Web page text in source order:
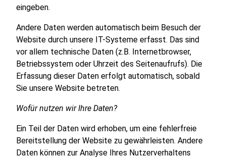
eingeben.
Andere Daten werden automatisch beim Besuch der
Website durch unsere IT-Systeme erfasst. Das sind
vor allem technische Daten (z.B. Internetbrowser,
Betriebssystem oder Uhrzeit des Seitenaufrufs). Die
Erfassung dieser Daten erfolgt automatisch, sobald
Sie unsere Website betreten.
Wofür nutzen wir Ihre Daten?
Ein Teil der Daten wird erhoben, um eine fehlerfreie
Bereitstellung der Website zu gewährleisten. Andere
Daten können zur Analyse Ihres Nutzerverhaltens